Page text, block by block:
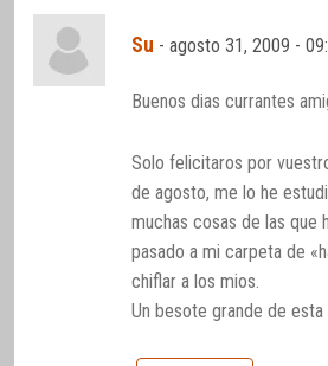
Su -agosto 31, 2009 -
Buenos dias currantes
Solo felicitaros por
de agosto, me lo he
muchas cosas de las que
pasado a mi carpeta de
chiflar a los mios.
Un besote grande de